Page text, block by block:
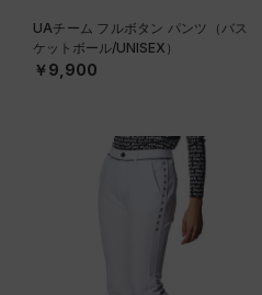
UAチーム フルボタン パンツ（バス
ケットボール/UNISEX）
￥9,900